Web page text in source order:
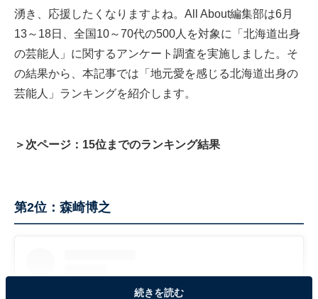
湧き、応援したくなりますよね。All About編集部は6月
13～18日、全国10～70代の500人を対象に「北海道出身
の芸能人」に関するアンケート調査を実施しました。そ
の結果から、本記事では「地元愛を感じる北海道出身の
芸能人」ランキングを紹介します。
＞次ページ：15位までのランキング結果
第2位：森崎博之
続きを読む